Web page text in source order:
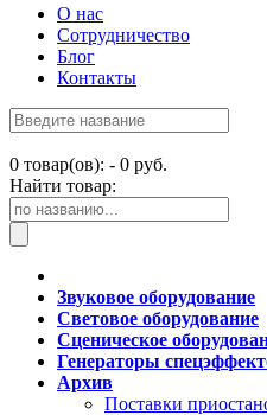
О нас
Сотрудничество
Блог
Контакты
0 товар(ов): - 0 руб.
Найти товар:
Звуковое оборудование
Световое оборудование
Сценическое
Генераторы
Архив
Поставки